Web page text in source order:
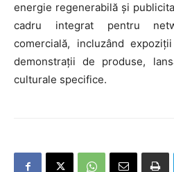
energie regenerabilă și
cadru integrat pentru
comercială, incluzând
demonstrații de produse,
culturale specifice.